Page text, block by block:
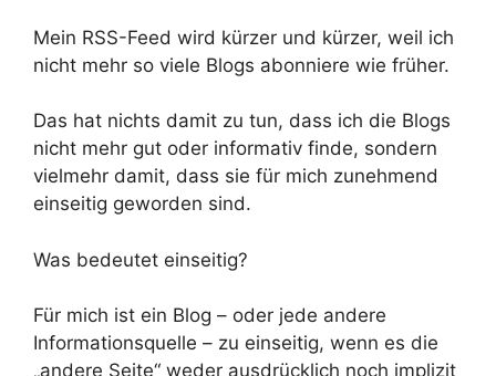
Mein RSS-Feed wird kürzer und kürzer, weil ich
nicht mehr so viele Blogs abonniere wie früher.
Das hat nichts damit zu tun, dass ich die Blogs
nicht mehr gut oder informativ finde, sondern
vielmehr damit, dass sie für mich zunehmend
einseitig geworden sind.
Was bedeutet einseitig?
Für mich ist ein Blog – oder jede andere
Informationsquelle – zu einseitig, wenn es die
„andere Seite“ weder ausdrücklich noch implizit